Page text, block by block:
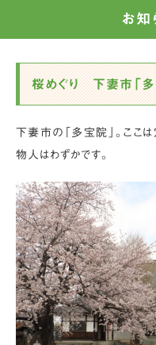
お知
桜めぐり 下妻市「多
下妻市の「多宝院」。ここ
物人はわずかです。